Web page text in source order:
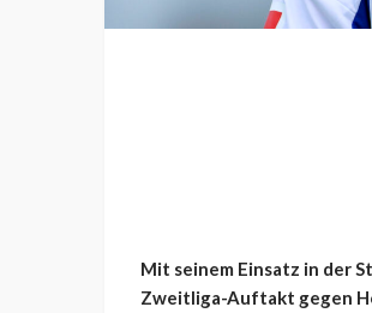
Mit seinem Einsatz in der
Zweitliga-Auftakt gegen